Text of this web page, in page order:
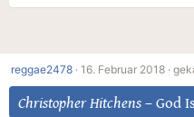
reggae2478 · 16. Februar 2018 ·
Christopher Hitchens – God